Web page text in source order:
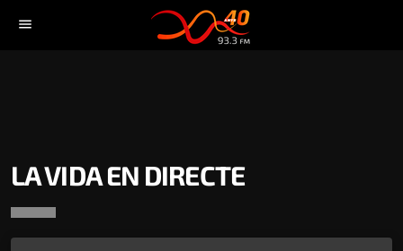
menu
LA VIDA EN DIRECTE